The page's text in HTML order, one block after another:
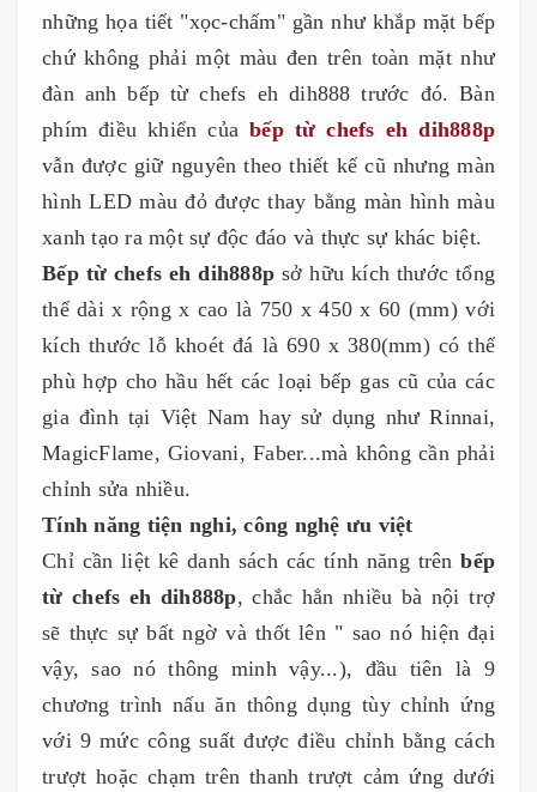
những họa tiết "xọc-chấm" gần như khắp mặt bếp
chứ không phải một màu đen trên toàn mặt như
đàn anh bếp từ chefs eh dih888 trước đó. Bàn
phím điều khiển củabếp từ chefs eh dih888p
vẫn được giữ nguyên theo thiết kế cũ nhưng màn
hình LED màu đỏ được thay bằng màn hình màu
xanh tạo ra một sự độc đáo và thực sự khác biệt.
Bếp từ chefs eh dih888p sở hữu kích thước tổng
thể dài x rộng x cao là 750 x 450 x 60 (mm) với
kích thước lỗ khoét đá là 690 x 380(mm) có thể
phù hợp cho hầu hết các loại bếp gas cũ của các
gia đình tại Việt Nam hay sử dụng như Rinnai,
MagicFlame, Giovani, Faber...mà không cần phải
chỉnh sửa nhiều.
Tính năng tiện nghi, công nghệ ưu việt
Chỉ cần liệt kê danh sách các tính năng trênbếp
từ chefs eh dih888p, chắc hẳn nhiều bà nội trợ
sẽ thực sự bất ngờ và thốt lên " sao nó hiện đại
vậy, sao nó thông minh vậy...), đầu tiên là 9
chương trình nấu ăn thông dụng tùy chỉnh ứng
với 9 mức công suất được điều chỉnh bằng cách
trượt hoặc chạm trên thanh trượt cảm ứng dưới